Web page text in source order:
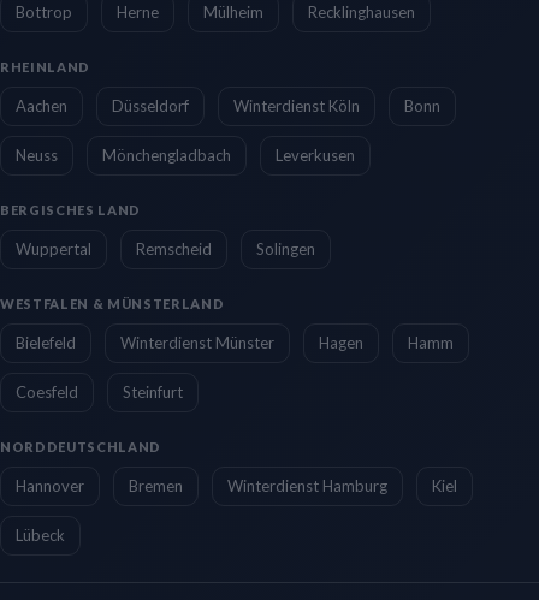
Bottrop Herne Mülheim Recklinghausen
RHEINLAND
Aachen Düsseldorf Winterdienst Köln Bonn
Neuss Mönchengladbach Leverkusen
BERGISCHES LAND
Wuppertal Remscheid Solingen
WESTFALEN & MÜNSTERLAND
Bielefeld Winterdienst Münster Hagen Hamm
Coesfeld Steinfurt
NORDDEUTSCHLAND
Hannover Bremen Winterdienst Hamburg Kiel
Lübeck